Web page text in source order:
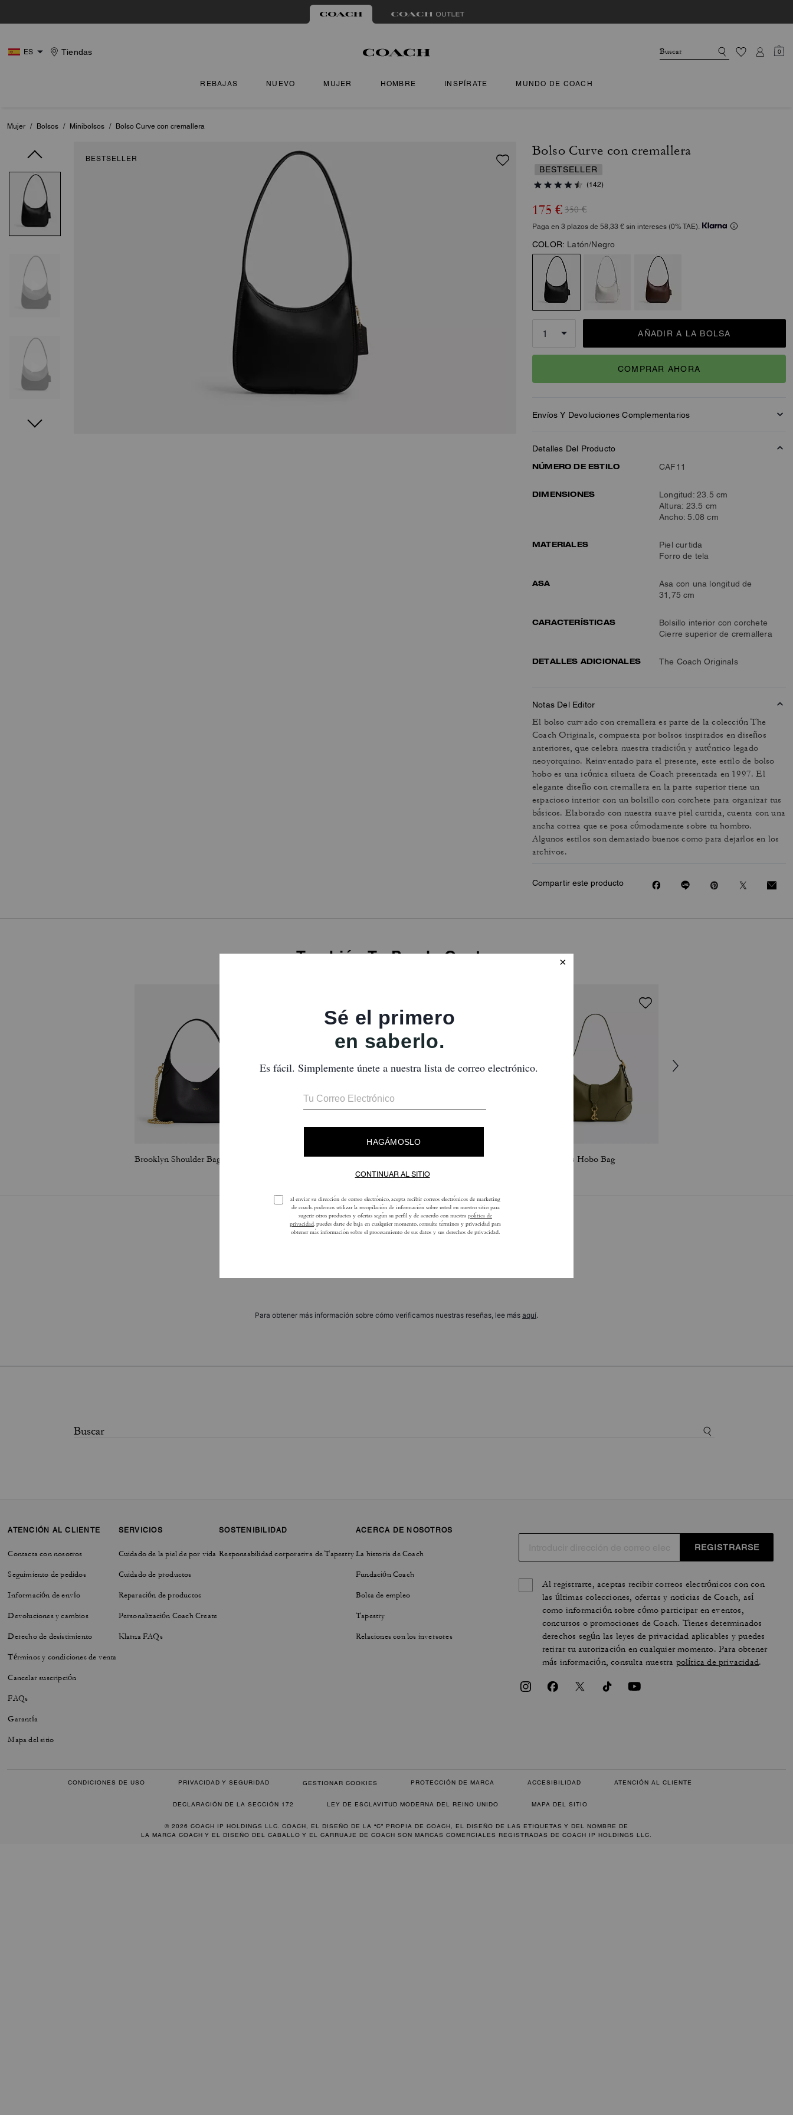
ES Tiendas 0
REBAJAS NUEVO MUJER HOMBRE INSPÍRATE MUNDO DE COACH
Mujer / Bolsos / Minibolsos / Bolso Curve con cremallera
BESTSELLER
Bolso Curve con cremallera
BESTSELLER
(142)
175 € 350 €
Paga en 3 plazos de 58,33 € sin intereses (0% TAE).
COLOR: Latón/Negro
AÑADIR A LA BOLSA
COMPRAR AHORA
Envíos Y Devoluciones Complementarios
Detalles Del Producto
NÚMERO DE ESTILO
CAF11
DIMENSIONES
Longitud: 23.5 cm
Altura: 23.5 cm
Ancho: 5.08 cm
MATERIALES
Piel curtida
Forro de tela
ASA
Asa con una longitud de
31,75 cm
CARACTERÍSTICAS
Bolsillo interior con corchete
Cierre superior de cremallera
DETALLES ADICIONALES The Coach Originals
Notas Del Editor
El bolso curvado con cremallera es parte de la colección The
Coach Originals, compuesta por bolsos inspirados en diseños
anteriores, que celebra nuestra tradición y auténtico legado
neoyorquino. Reinventado para el presente, este estilo de bolso
hobo es una icónica silueta de Coach presentada en 1997. El
elegante diseño con cremallera en la parte superior tiene un
espacioso interior con un bolsillo con corchete para organizar tus
básicos. Elaborado con nuestra suave piel curtida, cuenta con una
ancha correa que se posa cómodamente sobre tu hombro.
Algunos estilos son demasiado buenos como para dejarlos en los
archivos.
Compartir este producto
También Te Puede Gustar
Brooklyn Shoulder Bag 23 Hamptons Hobo Bag Bleecker Bucket Bag 21 Hamptons Hobo Bag
Reseñas
Para obtener más información sobre cómo verificamos nuestras reseñas, lee más aquí.
ATENCIÓN AL CLIENTE
Contacta con nosotros
Seguimiento de pedidos
Información de envío
Devoluciones y cambios
Derecho de desistimiento
Términos y condiciones de venta
Cancelar suscripción
FAQs
Garantía
Mapa del sitio
SERVICIOS
Cuidado de la piel de por vida
Cuidado de productos
Reparación de productos
Personalización Coach Create
Klarna FAQs
SOSTENIBILIDAD
Responsabilidad corporativa de Tapestry
ACERCA DE NOSOTROS
La historia de Coach
Fundación Coach
Bolsa de empleo
Tapestry
Relaciones con los inversores
REGISTRARSE
Al registrarte, aceptas recibir correos electrónicos con con
las últimas colecciones, ofertas y noticias de Coach, así
como información sobre cómo participar en eventos,
concursos o promociones de Coach. Tienes determinados
derechos según las leyes de privacidad aplicables y puedes
retirar tu autorización en cualquier momento. Para obtener
más información, consulta nuestra política de privacidad.
CONDICIONES DE USO PRIVACIDAD Y SEGURIDAD GESTIONAR COOKIES PROTECCIÓN DE MARCA ACCESIBILIDAD ATENCIÓN AL CLIENTE
DECLARACIÓN DE LA SECCIÓN 172 LEY DE ESCLAVITUD MODERNA DEL REINO UNIDO MAPA DEL SITIO
© 2026 COACH IP HOLDINGS LLC. COACH, EL DISEÑO DE LA “C” PROPIA DE COACH, EL DISEÑO DE LAS ETIQUETAS Y DEL NOMBRE DE
LA MARCA COACH Y EL DISEÑO DEL CABALLO Y EL CARRUAJE DE COACH SON MARCAS COMERCIALES REGISTRADAS DE COACH IP HOLDINGS LLC.